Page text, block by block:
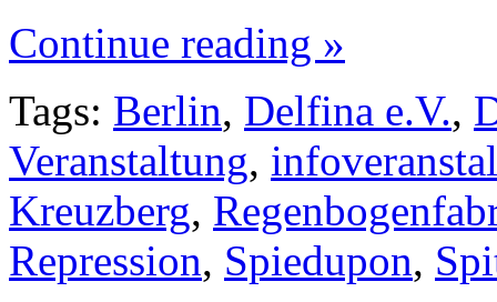
Continue reading »
Tags: Berlin, Delfina e.V.,
Veranstaltung,
Kreuzberg,
Repression, Spiedupon,